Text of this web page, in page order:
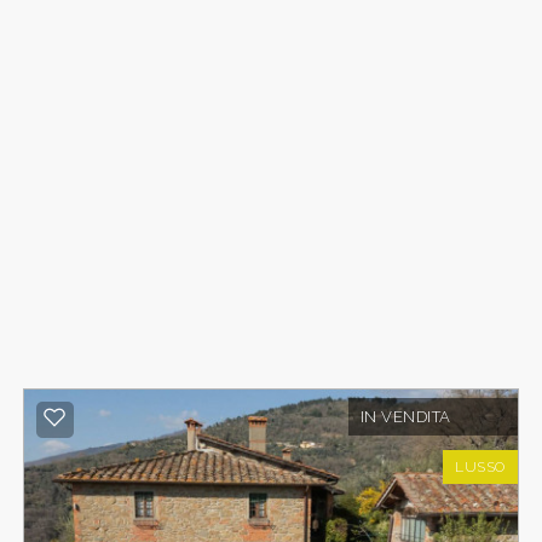
studio in cui sono conservati documenti e
cataloghi relativi al roseto. Quest'area è
composta da un ufficio con una portafinestra
che conduce al giardino posteriore della casa,
una dispensa, tre stanze utilizzate come ufficio e
archivio, nonché un bagno.
IN VENDITA
LUSSO